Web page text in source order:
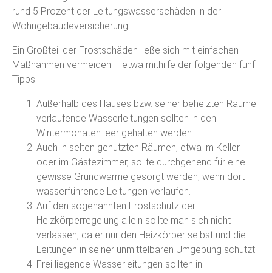
rund 5 Prozent der Leitungswasserschäden in der
Wohngebäudeversicherung.
Ein Großteil der Frostschäden ließe sich mit einfachen
Maßnahmen vermeiden – etwa mithilfe der folgenden fünf
Tipps:
Außerhalb des Hauses bzw. seiner beheizten Räume
verlaufende Wasserleitungen sollten in den
Wintermonaten leer gehalten werden.
Auch in selten genutzten Räumen, etwa im Keller
oder im Gästezimmer, sollte durchgehend für eine
gewisse Grundwärme gesorgt werden, wenn dort
wasserführende Leitungen verlaufen.
Auf den sogenannten Frostschutz der
Heizkörperregelung allein sollte man sich nicht
verlassen, da er nur den Heizkörper selbst und die
Leitungen in seiner unmittelbaren Umgebung schützt.
Frei liegende Wasserleitungen sollten in